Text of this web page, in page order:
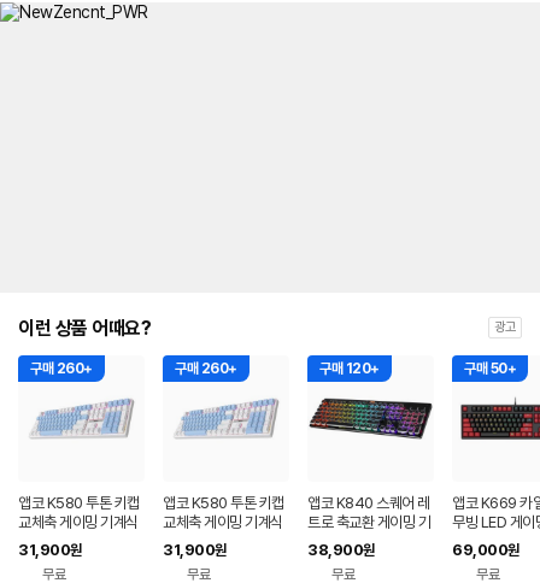
이런 상품 어때요? 광고
구매 260+
앱코 K580 투톤 키캡
교체축 게이밍 기계식
키보드 스카이, 적축
31,900원
무료
구매 260+
앱코 K580 투톤 키캡
교체축 게이밍 기계식
키보드 스카이, 갈축
31,900원
무료
구매 120+
앱코 K840 스퀘어 레
트로 축교환 게이밍 기
계식 키보드 블랙, 적축
38,900원
무료
구매 50+
앱코 K669 카
무빙 LED 게이
식 키보드 블랙
청축
69,000원
무료